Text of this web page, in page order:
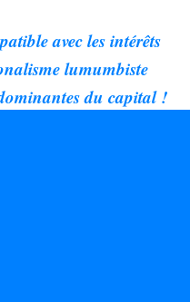
avec les intérêts
lumumbiste
du capital !